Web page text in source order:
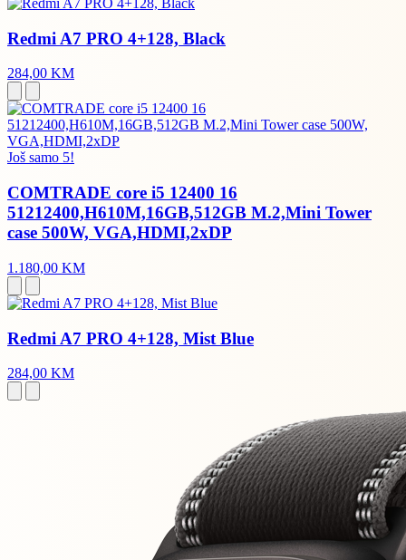
Redmi A7 PRO 4+128, Black
284,00 KM
Još samo 5!
COMTRADE core i5 12400 16
51212400,H610M,16GB,512GB M.2,Mini Tower
case 500W, VGA,HDMI,2xDP
1.180,00 KM
Redmi A7 PRO 4+128, Mist Blue
284,00 KM